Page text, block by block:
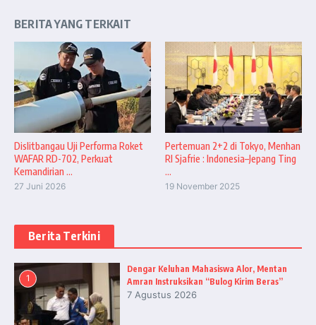
BERITA YANG TERKAIT
Dislitbangau Uji Performa Roket
WAFAR RD-702, Perkuat
Kemandirian ...
27 Juni 2026
Pertemuan 2+2 di Tokyo, Menhan
RI Sjafrie : Indonesia–Jepang Ting
...
19 November 2025
Berita Terkini
1
Dengar Keluhan Mahasiswa Alor, Mentan
Amran Instruksikan “Bulog Kirim Beras”
7 Agustus 2026